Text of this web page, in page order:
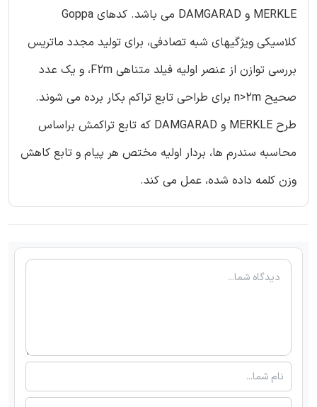
MERKLE و DAMGARAD می باشد. کدهای Goppa
کلاسیکی ویژگیهای شبه تصادفی، برای تولید مجدد ماتریس
بررسی توازن از عنصر اولیه فیلد متناهی F2m، و یک عدد
صحیح n>2m برای طراحی تابع تراکم بکار برده می شوند.
طرح MERKLE و DAMGARAD که تابع تراکمش براساس
محاسبه سندرم ها، بردار اولیه مختص هر پیام و تابع کاهش
وزن کلمه داده شده، عمل می کند.